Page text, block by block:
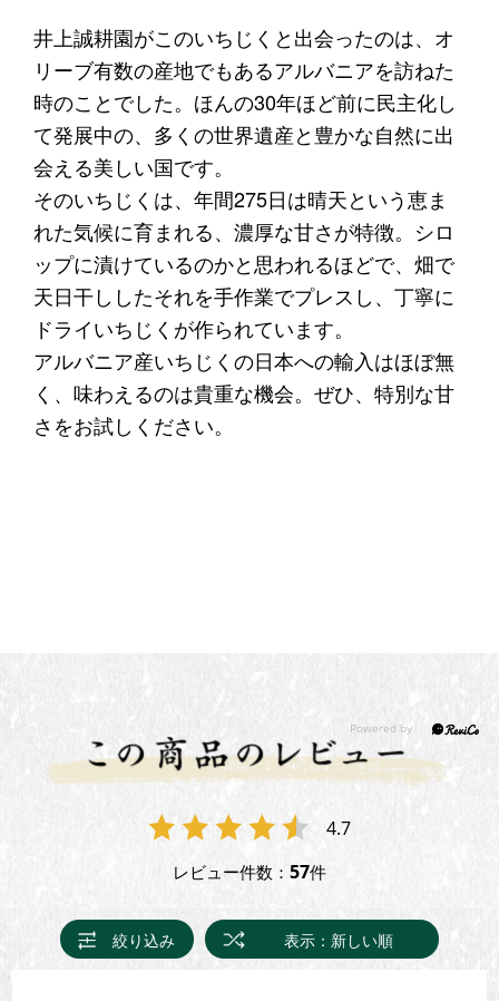
井上誠耕園がこのいちじくと出会ったのは、オ
リーブ有数の産地でもあるアルバニアを訪ねた
時のことでした。ほんの30年ほど前に民主化し
て発展中の、多くの世界遺産と豊かな自然に出
会える美しい国です。
そのいちじくは、年間275日は晴天という恵ま
れた気候に育まれる、濃厚な甘さが特徴。シロ
ップに漬けているのかと思われるほどで、畑で
天日干ししたそれを手作業でプレスし、丁寧に
ドライいちじくが作られています。
アルバニア産いちじくの日本への輸入はほぼ無
く、味わえるのは貴重な機会。ぜひ、特別な甘
さをお試しください。
4.7
レビュー件数： 57件
絞り込み 表示：新しい順